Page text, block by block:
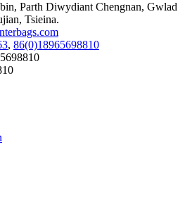
Parth Diwydiant Chengnan, Gwlad
Tsieina.
, 86(0)18965698810